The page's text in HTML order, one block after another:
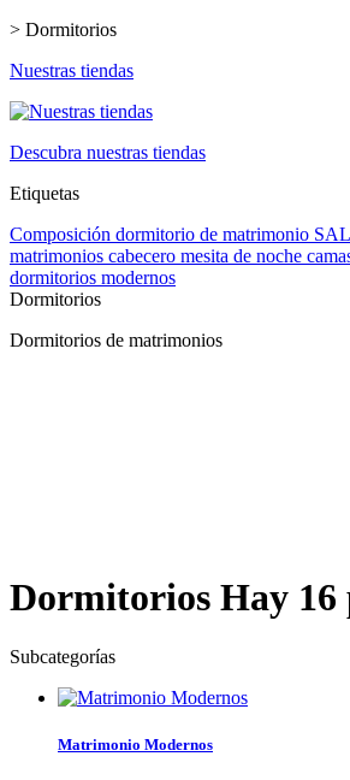
> Dormitorios
Nuestras tiendas
Descubra nuestras tiendas
Etiquetas
Composición dormitorio de matrimonio
matrimonios cabecero mesita de noche
dormitorios modernos
Dormitorios
Dormitorios de matrimonios
Dormitorios Hay 16
Subcategorías
Matrimonio Modernos